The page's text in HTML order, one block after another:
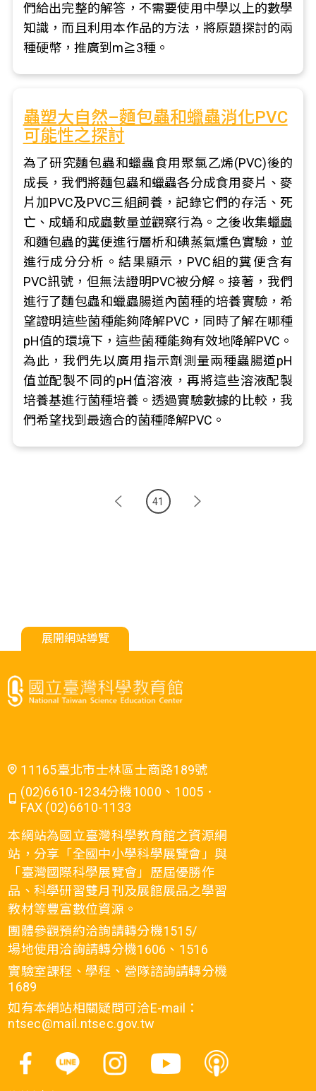
們給出完整的解答，不需要使用中學以上的數學
知識，而且利用本作品的方法，將原題探討的兩
種硬幣，推廣到m≧3種。
蟲塑大自然–麵包蟲和蠟蟲消化PVC
可能性之探討
為了研究麵包蟲和蠟蟲食用聚氯乙烯(PVC)後的
成長，我們將麵包蟲和蠟蟲各分成食用麥片、麥
片加PVC及PVC三組飼養，記錄它們的存活、死
亡、成蛹和成蟲數量並觀察行為。之後收集蠟蟲
和麵包蟲的糞便進行層析和碘蒸氣燻色實驗，並
進行成分分析。結果顯示，PVC組的糞便含有
PVC訊號，但無法證明PVC被分解。接著，我們
進行了麵包蟲和蠟蟲腸道內菌種的培養實驗，希
望證明這些菌種能夠降解PVC，同時了解在哪種
pH值的環境下，這些菌種能夠有效地降解PVC。
為此，我們先以廣用指示劑測量兩種蟲腸道pH
值並配製不同的pH值溶液，再將這些溶液配製
培養基進行菌種培養。透過實驗數據的比較，我
們希望找到最適合的菌種降解PVC。
41
展開網站導覽
11165臺北市士林區士商路189號
(02)6610-1234分機1000、1005．
FAX (02)6610-1133
本網站為國立臺灣科學教育館之資源網
站，分享「全國中小學科學展覽會」與
「臺灣國際科學展覽會」歷屆優勝作
品、科學研習雙月刊及展館展品之學習
教材等豐富數位資源。
團體參觀預約洽詢請轉分機1515/
場地使用洽詢請轉分機1606、1516
實驗室課程、學程、營隊諮詢請轉分機
1689
如有本網站相關疑問可洽E-mail：
ntsec@mail.ntsec.gov.tw